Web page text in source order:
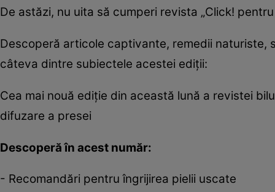
De astăzi, nu uita să cumperi revista „Click!
Descoperă articole captivante, remedii
câteva dintre subiectele acestei ediţii:
Cea mai nouă ediție din această lună a revistei
difuzare a presei
Descoperă în acest număr:
- Recomandări pentru îngrijirea pielii uscate